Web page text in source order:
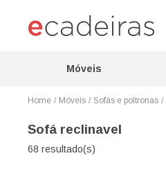
Móveis
Móveis Sofás e poltronas
Sofá reclinavel
68 resultado(s)